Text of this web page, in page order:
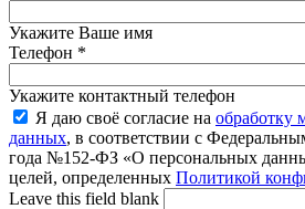
Укажите Ваше имя
Телефон *
Укажите контактный телефон
Я даю своё согласие на обработку
данных, в соответствии с
года №152-ФЗ «О персональных
целей, определенных Политикой
Leave this field blank